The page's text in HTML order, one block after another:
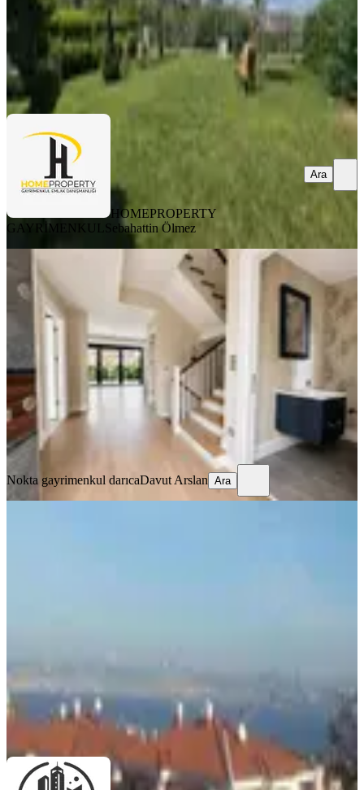
HOMEPROPERTY GAYRİMENKUL Sebahattin Ölmez
Ara
HOMEPROPERTY
GAYRİMENKUL Sebahattin Ölmez
Ara
Tuzla Marina Nın Yakının Da 5+2
550m2 Kiralık Villa
Tuzla, Cami Mahallesi
5+2·550 m² 05.08.2026
180.000 ₺
Nokta gayrimenkul darıca Davut Arslan
Ara
Nokta gayrimenkul darıcaDavut Arslan Ara
MOON PROJE GAYRİMENKULYasemin Ateş